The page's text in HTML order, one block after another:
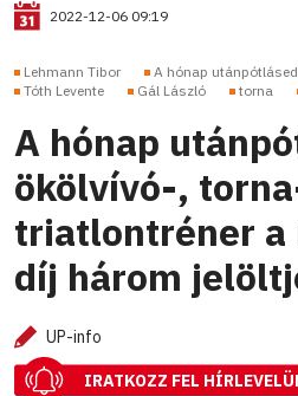
2022-12-06 09:19
Lehmann Tibor A hónap
Tóth Levente
Gál László torna
A hónap
ökölvívó-,
triatlontréner a
díj három
UP-info
IRATKOZZ FEL